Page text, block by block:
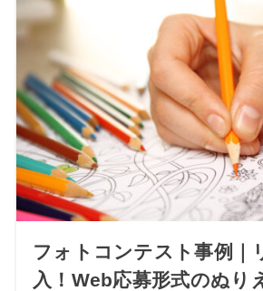
フォトコンテスト事例｜
入！Web応募形式のぬり